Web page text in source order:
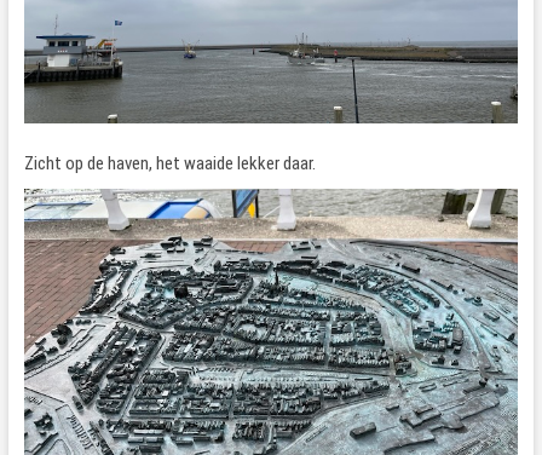
Zicht op de haven, het waaide lekker daar.